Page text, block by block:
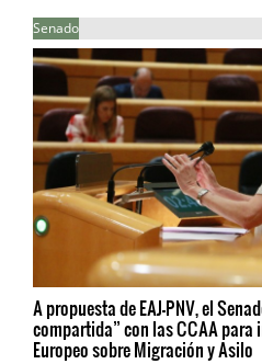
Senado
A propuesta de EAJ-PNV, el
compartida” con las CCAA para
Europeo sobre Migración y Asilo